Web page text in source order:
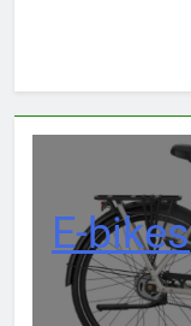
E-bikes